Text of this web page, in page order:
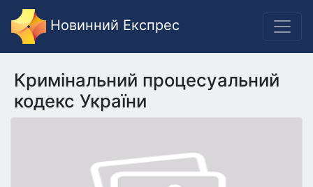
Новинний Експрес
Кримінальний процесуальний
кодекс України